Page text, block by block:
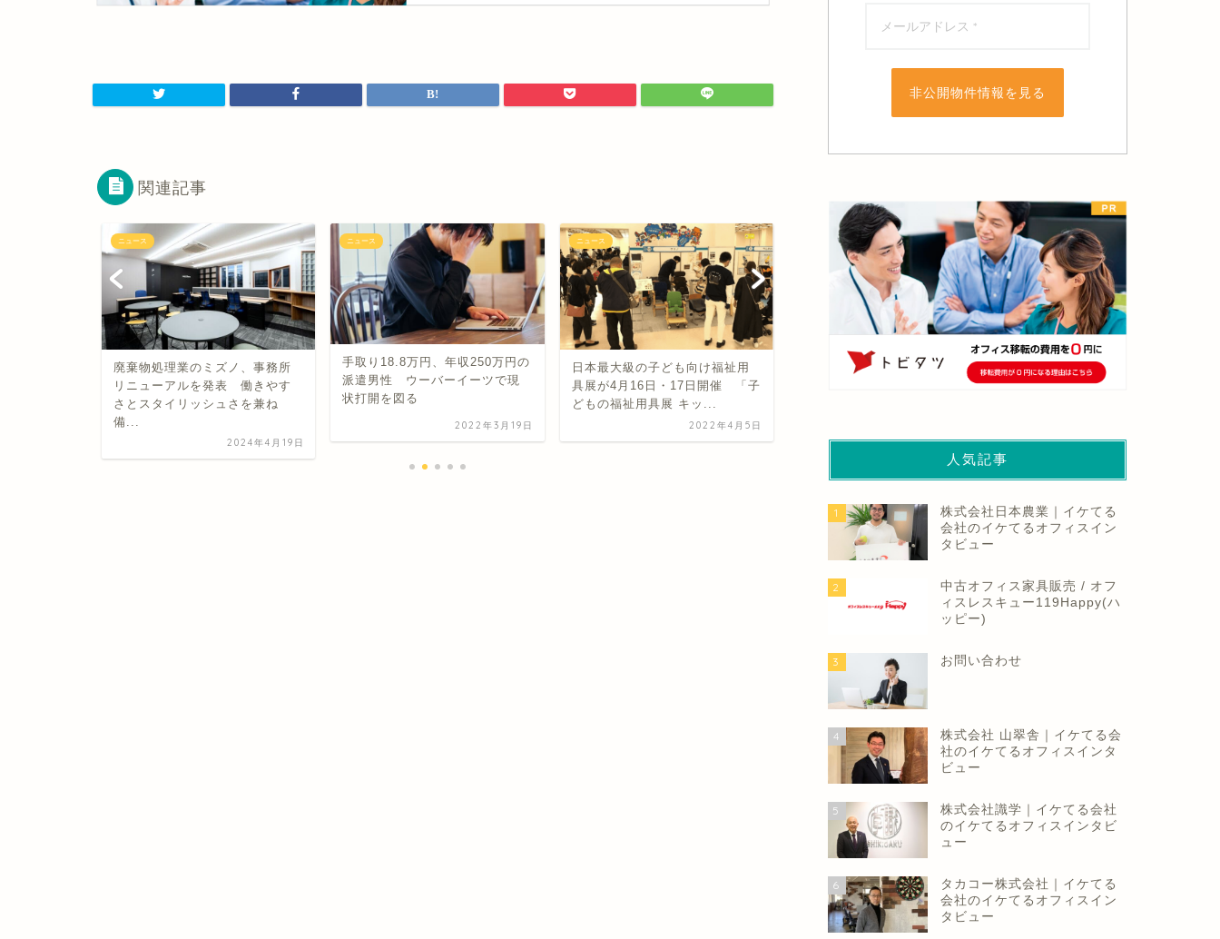
関連記事
ニュース
廃棄物処理業のミズノ、事務所
リニューアルを発表 働きやす
さとスタイリッシュさを兼ね
備...
2024年4月19日
ニュース
手取り18.8万円、年収250万円の
派遣男性 ウーバーイーツで現
状打開を図る
2022年3月19日
ニュース
日本最大級の子ども向け福祉用
具展が4月16日・17日開催 「子
どもの福祉用具展 キッ...
2022年4月5日
ラクロー×Lexiが8月31日にラン
チタイムウェビナーを開催！
ニュース
人類は新しい道具の出現ととも
に情報過多に悩んできた【テレ
非公開物件情報を見る
人気記事
1
株式会社日本農業｜イケてる
会社のイケてるオフィスイン
タビュー
2
中古オフィス家具販売 / オフ
ィスレスキュー119Happy(ハ
ッピー)
3 お問い合わせ
4
株式会社 山翠舎｜イケてる会
社のイケてるオフィスインタ
ビュー
5
株式会社識学｜イケてる会社
のイケてるオフィスインタビ
ュー
6
タカコー株式会社｜イケてる
会社のイケてるオフィスイン
タビュー